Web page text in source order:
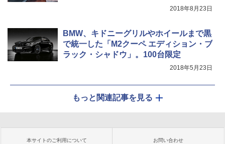
2018年8月23日
BMW、キドニーグリルやホイールまで黒
で統一した「M2クーペ エディション・ブ
ラック・シャドウ」。100台限定
2018年5月23日
もっと関連記事を見る
本サイトのご利用について お問い合わせ